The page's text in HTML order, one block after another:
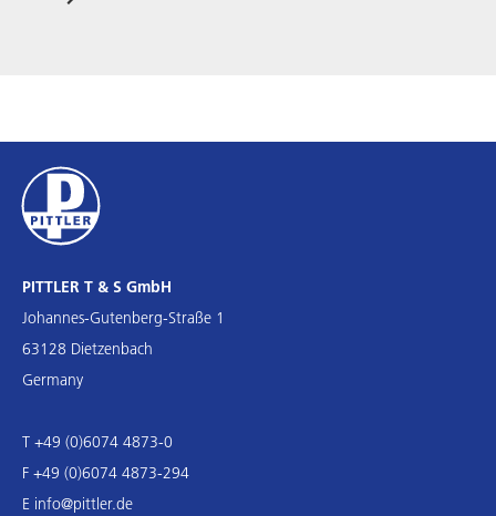
PITTLER T & S GmbH
Johannes-Gutenberg-Straße 1
63128 Dietzenbach
Germany
T +49 (0)6074 4873-0
F +49 (0)6074 4873-294
E info@pittler.de